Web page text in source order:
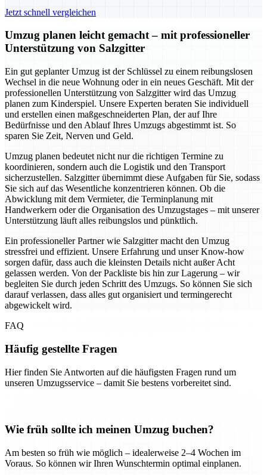
Jetzt schnell vergleichen
Umzug planen leicht gemacht – mit professioneller
Unterstützung von Salzgitter
Ein gut geplanter Umzug ist der Schlüssel zu einem reibungslosen
Wechsel in die neue Wohnung oder in ein neues Geschäft. Mit der
professionellen Unterstützung von Salzgitter wird das Umzug
planen zum Kinderspiel. Unsere Experten beraten Sie individuell
und erstellen einen maßgeschneiderten Plan, der auf Ihre
Bedürfnisse und den Ablauf Ihres Umzugs abgestimmt ist. So
sparen Sie Zeit, Nerven und Geld.
Umzug planen bedeutet nicht nur die richtigen Termine zu
koordinieren, sondern auch die Logistik und den Transport
sicherzustellen. Salzgitter übernimmt diese Aufgaben für Sie, sodass
Sie sich auf das Wesentliche konzentrieren können. Ob die
Abwicklung mit dem Vermieter, die Terminplanung mit
Handwerkern oder die Organisation des Umzugstages – mit unserer
Unterstützung läuft alles reibungslos und pünktlich.
Ein professioneller Partner wie Salzgitter macht den Umzug
stressfrei und effizient. Unsere Erfahrung und unser Know-how
sorgen dafür, dass auch die kleinsten Details nicht außer Acht
gelassen werden. Von der Packliste bis hin zur Lagerung – wir
begleiten Sie durch jeden Schritt des Umzugs. So können Sie sich
darauf verlassen, dass alles gut organisiert und termingerecht
abgewickelt wird.
FAQ
Häufig gestellte Fragen
Hier finden Sie Antworten auf die häufigsten Fragen rund um
unseren Umzugsservice – damit Sie bestens vorbereitet sind.
Wie früh sollte ich meinen Umzug buchen?
Am besten so früh wie möglich – idealerweise 2–4 Wochen im
Voraus. So können wir Ihren Wunschtermin optimal einplanen.